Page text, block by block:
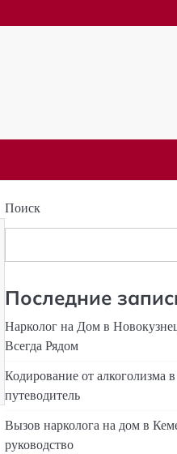
Поиск
Последние
Нарколог на Дом в
Всегда Рядом
Кодирование от алкоголизма
путеводитель
Вызов нарколога на дом в
руководство